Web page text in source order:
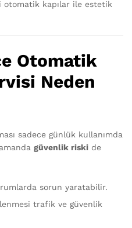
otomatik kapılar ile estetik
Otomatik
Neden
sadece günlük kullanımda
güvenlik riski de
sorun yaratabilir.
trafik ve güvenlik